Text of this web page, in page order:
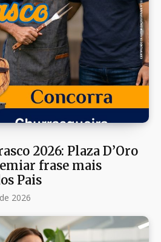
2026: Plaza D’Oro
frase mais
Pais
2026